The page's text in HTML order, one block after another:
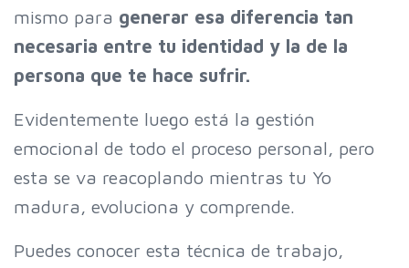
mismo para generar esa diferencia tan
necesaria entre tu identidad y la de la
persona que te hace sufrir.
Evidentemente luego está la gestión
emocional de todo el proceso personal, pero
esta se va reacoplando mientras tu Yo
madura, evoluciona y comprende.
Puedes conocer esta técnica de trabajo,